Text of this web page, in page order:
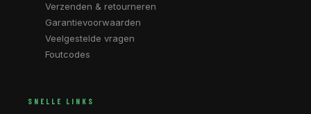
Verzenden & retourneren
Garantievoorwaarden
Veelgestelde vragen
Foutcodes
SNELLE LINKS